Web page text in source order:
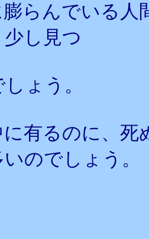
らんでいる
し見つ
ょう。
有るのに、
のでしょう。